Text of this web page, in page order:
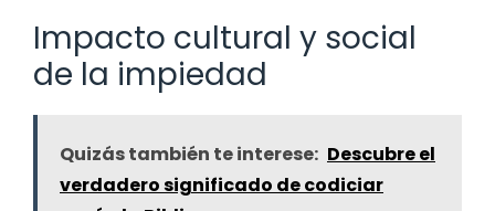
Impacto cultural y social
de la impiedad
Quizás también te interese: Descubre el
verdadero significado de codiciar